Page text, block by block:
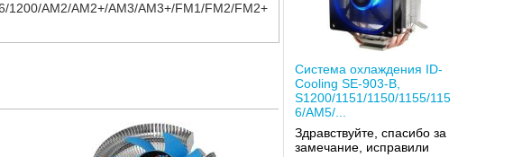
1200/AM2/AM2+/AM3/AM3+/FM1/FM2/FM2+
Система охлаждения ID-
Cooling SE-903-B,
S1200/1151/1150/1155/115
6/AM5/...
Здравствуйте, спасибо за
замечание, исправили